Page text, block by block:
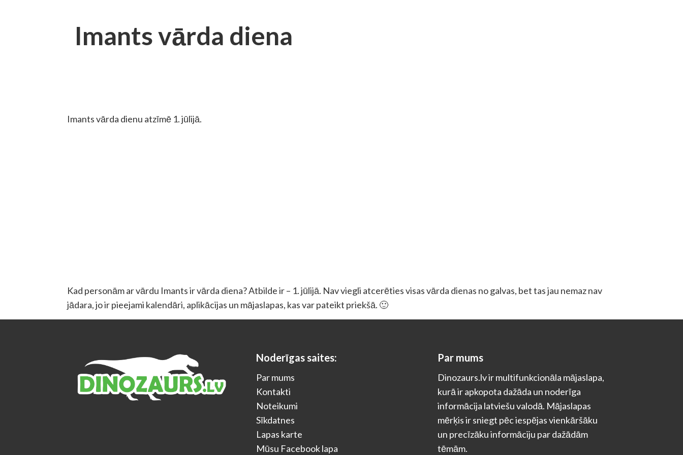
Imants vārda diena
Imants vārda dienu atzīmē 1. jūlijā.
Kad personām ar vārdu Imants ir vārda diena? Atbilde ir – 1. jūlijā. Nav viegli atcerēties visas vārda dienas no galvas, bet tas jau nemaz nav
jādara, jo ir pieejami kalendāri, aplikācijas un mājaslapas, kas var pateikt priekšā. 🙂
Noderīgas saites:
Par mums
Kontakti
Noteikumi
Sīkdatnes
Lapas karte
Mūsu Facebook lapa
Par mums
Dinozaurs.lv ir multifunkcionāla mājaslapa,
kurā ir apkopota dažāda un noderīga
informācija latviešu valodā. Mājaslapas
mērķis ir sniegt pēc iespējas vienkāršāku
un precīzāku informāciju par dažādām
tēmām.